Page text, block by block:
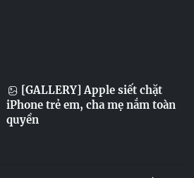
[GALLERY] Apple siết chặt
iPhone trẻ em, cha mẹ nắm toàn
quyền